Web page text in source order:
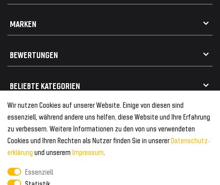
Wir nutzen Cookies auf unserer Website. Einige von diesen sind
essenziell, während andere uns helfen, diese Website und Ihre Erfahrung
zu verbessern. Weitere Informationen zu den von uns verwendeten
Cookies und Ihren Rechten als Nutzer finden Sie in unsererDaten­schutz­
erklärung und unserem Impressum.
Essenziell
Widerrufsrecht
Vertrag widerrufen
Elektro- / Altteilentsorgung
MARKEN
Geeignet für Mercedes
BEWERTUNGEN
BELIEBTE KATEGORIEN
Frontspoiler
Heckspoiler
Kabelbäume
Kühlergrill
FOLGEN SIE UNS AUF
Tuning Fanatics
ZAHLUNG & VERSAND
Zahlungsanbieter
© 2026 Tuning Fanatics